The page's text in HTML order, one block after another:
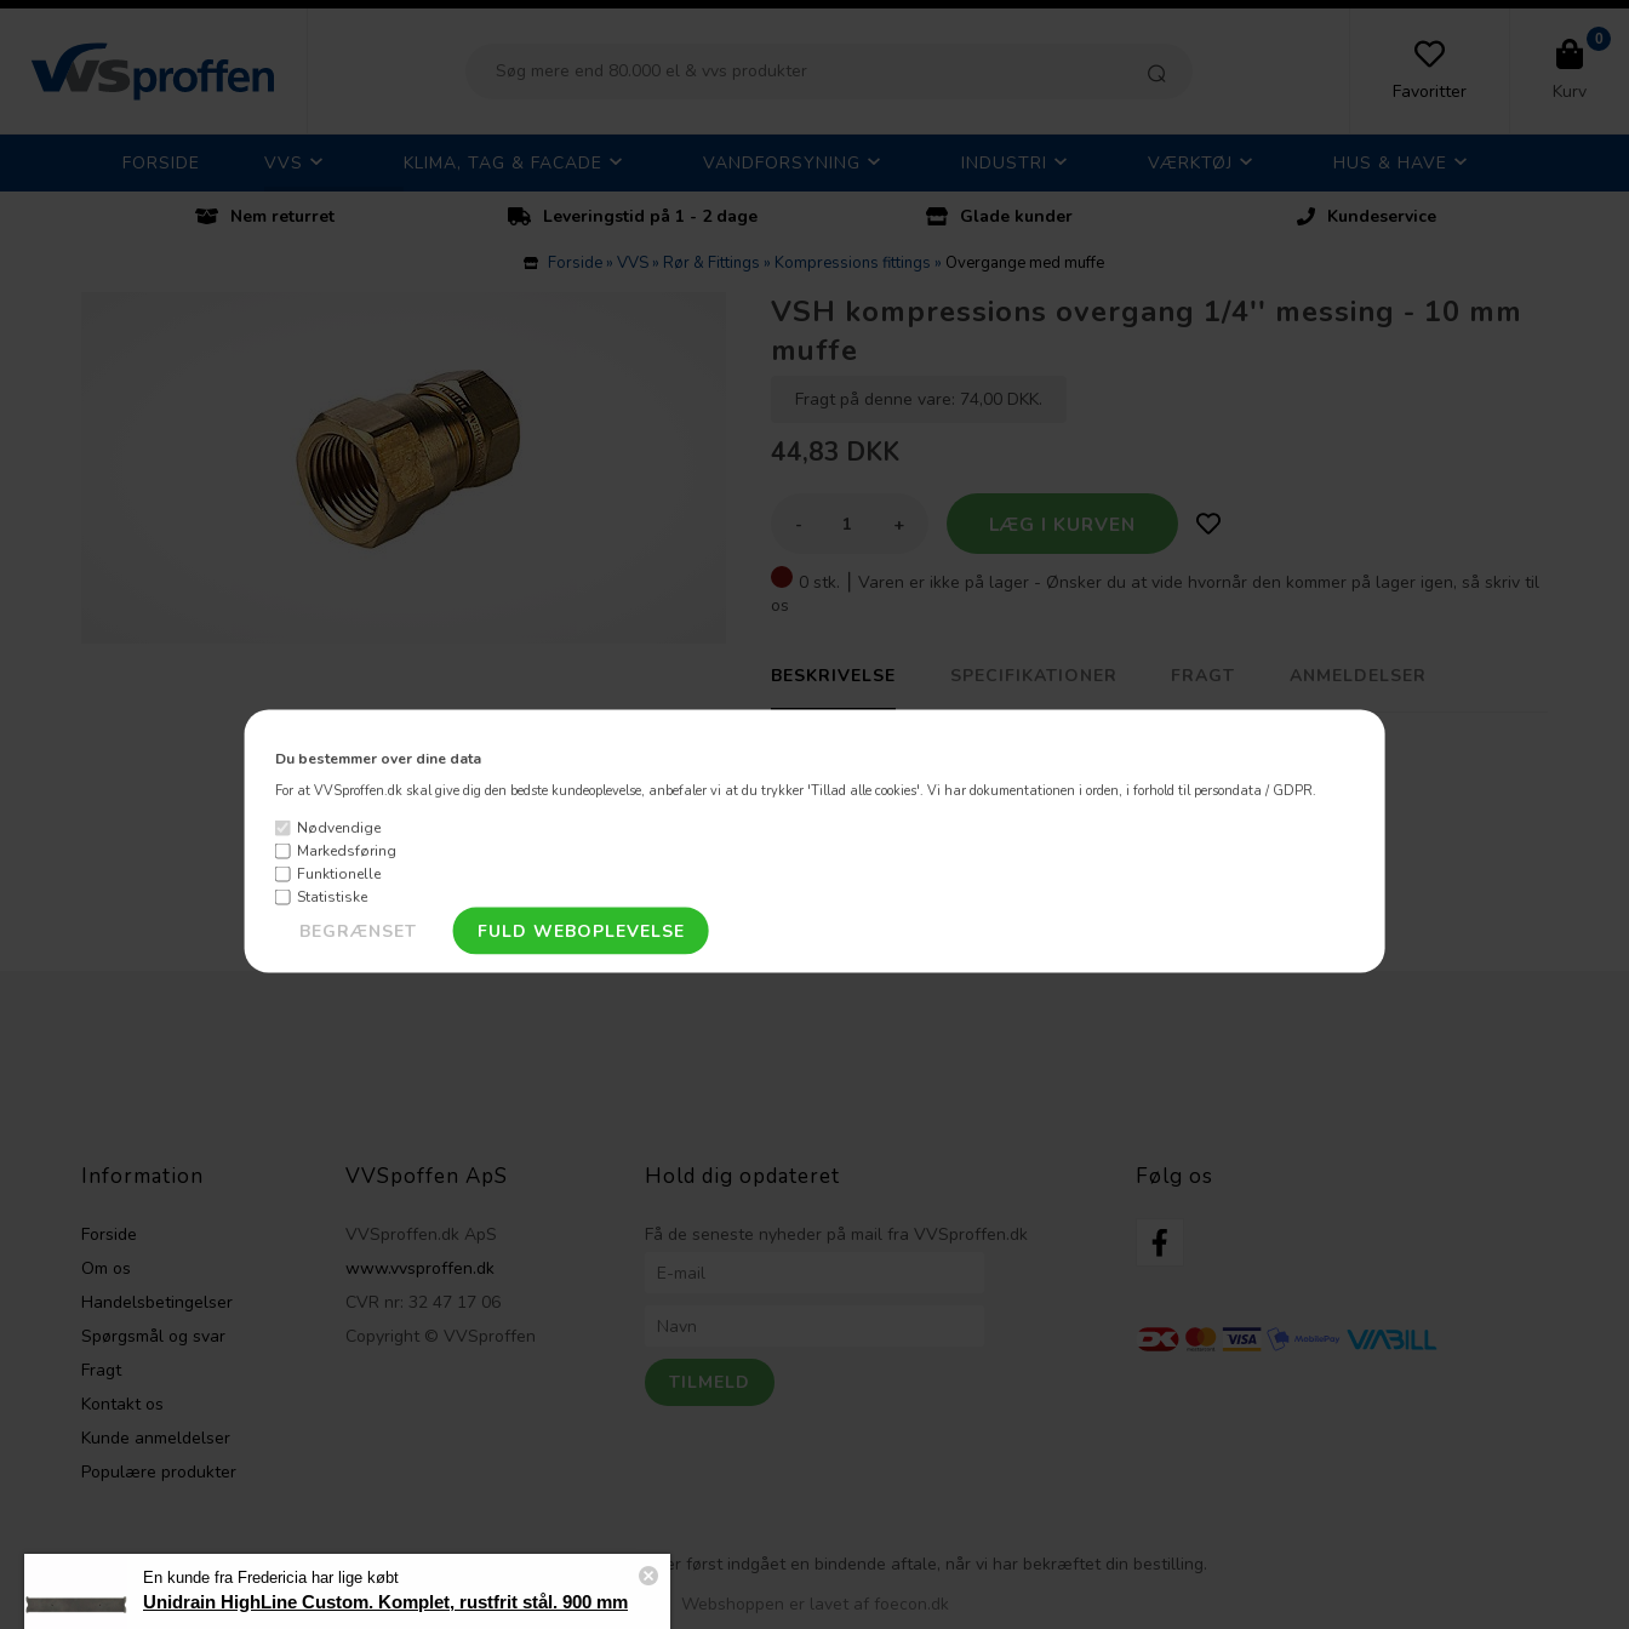
Du bestemmer over dine data
For at VVSproffen.dk skal give dig den bedste kundeoplevelse, anbefaler vi at du trykker 'Tillad alle cookies'. Vi har dokumentationen i orden, i forhold til persondata / GDPR.
Nødvendige
Markedsføring
Funktionelle
Statistiske
Favoritter
0
Kurv
FORSIDE VVS KLIMA, TAG & FACADE VANDFORSYNING INDUSTRI VÆRKTØJ HUS & HAVE
Nem returret Leveringstid på 1 - 2 dage Glade kunder Kundeservice
Forside »VVS » Rør & Fittings » Kompressions fittings » Overgange med muffe
VSH kompressions overgang 1/4'' messing - 10 mm
muffe
Fragt på denne vare: 74,00 DKK.
44,83 DKK
- +
0 stk. ⎮ Varen er ikke på lager - Ønsker du at vide hvornår den kommer på lager igen, så skriv til
os
BESKRIVELSE SPECIFIKATIONER FRAGT ANMELDELSER
Vand- og varme- og gasinstallationer
Information
Forside
Om os
Handelsbetingelser
Spørgsmål og svar
Fragt
Kontakt os
Kunde anmeldelser
Populære produkter
VVSpoffen ApS
VVSproffen.dk ApS
www.vvsproffen.dk
CVR nr: 32 47 17 06
Copyright © VVSproffen
Hold dig opdateret
Få de seneste nyheder på mail fra VVSproffen.dk
Følg os
VVSproffen.dk © Bemærk! Der er først indgået en bindende aftale, når vi har bekræftet din bestilling.
Webshoppen er lavet af foecon.dk
En kunde fra Fredericia har lige købt
Unidrain HighLine Custom. Komplet, rustfrit stål. 900 mm